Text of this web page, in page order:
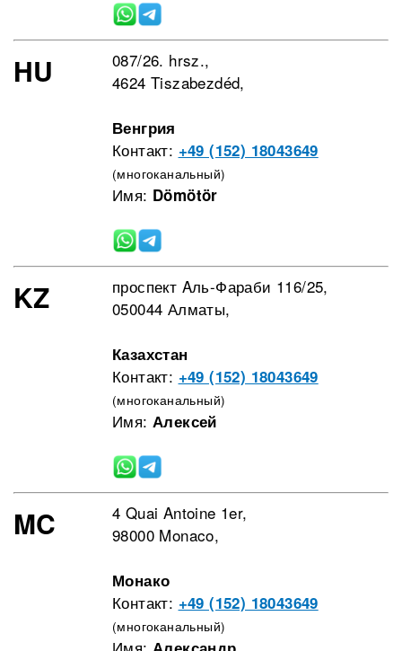
HU
087/26. hrsz.,
4624 Tiszabezdéd,
Венгрия
Контакт: +49 (152) 18043649
(многоканальный)
Имя: Dömötör
KZ
проспект Aль-Фараби 116/25,
050044 Алматы,
Казахстан
Контакт: +49 (152) 18043649
(многоканальный)
Имя: Алексей
MC
4 Quai Antoine 1er,
98000 Monaco,
Монако
Контакт: +49 (152) 18043649
(многоканальный)